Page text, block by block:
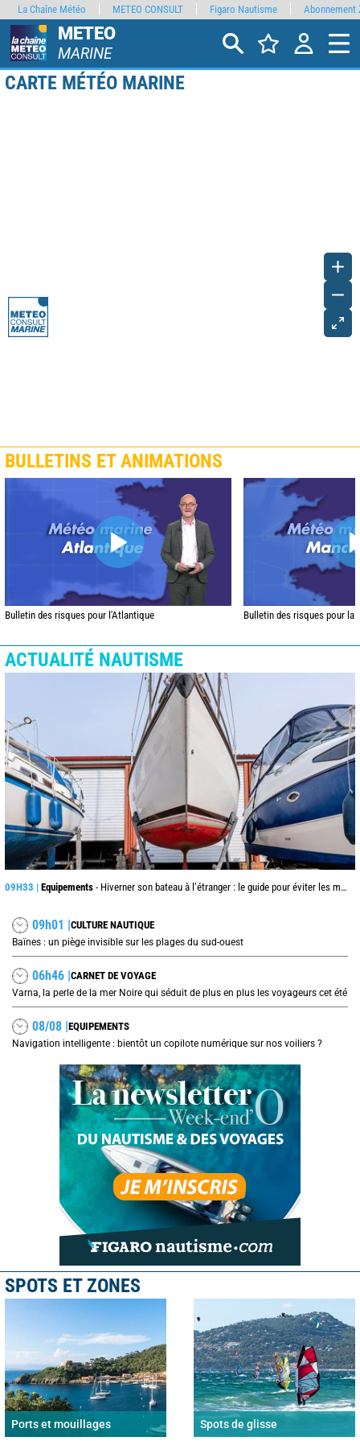
METEO
MARINE
CARTE MÉTÉO MARINE
BULLETINS ET ANIMATIONS
Bulletin des risques pour l'Atlantique Bulletin des risques pour la
ACTUALITÉ NAUTISME
09H33 | Equipements - Hiverner son bateau à l’étranger : le guide pour éviter les mauvaises surprises
09h01 |CULTURE NAUTIQUE
Baïnes : un piège invisible sur les plages du sud-ouest
06h46 |CARNET DE VOYAGE
Varna, la perle de la mer Noire qui séduit de plus en plus les voyageurs cet été
08/08 |EQUIPEMENTS
Navigation intelligente : bientôt un copilote numérique sur nos voiliers ?
SPOTS ET ZONES
Ports et mouillages Spots de glisse
La Chaîne Météo METEO CONSULT Figaro Nautisme Abonnement